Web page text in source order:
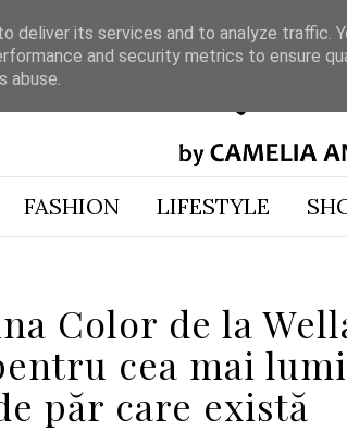
FASHION LIFESTYLE
Color de la
cea mai
păr care există
deliver its services and to analyze traffic.
and security metrics to ensure
abuse.